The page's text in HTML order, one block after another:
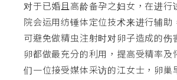
对于已婚且高龄备孕之妇女，在进行
院会运用纺锤体定位技术来进行辅助
可避免做精虫注射时对卵子造成的伤
卵都做最充分的利用，提高受精率及
们一位接受媒体采访的江女士，卵巢